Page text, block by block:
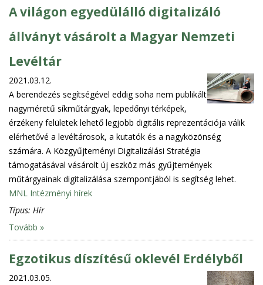
A világon egyedülálló digitalizáló
állványt vásárolt a Magyar Nemzeti
Levéltár
2021.03.12.
A berendezés segítségével eddig soha nem publikált
nagyméretű síkműtárgyak, lepedőnyi térképek,
érzékeny felületek lehető legjobb digitális reprezentációja válik
elérhetővé a levéltárosok, a kutatók és a nagyközönség
számára. A Közgyűjteményi Digitalizálási Stratégia
támogatásával vásárolt új eszköz más gyűjtemények
műtárgyainak digitalizálása szempontjából is segítség lehet.
MNL Intézményi hírek
Típus: Hír
Tovább »
Egzotikus díszítésű oklevél Erdélyből
2021.03.05.